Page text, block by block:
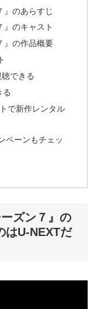
のあらすじ
のキャスト
』の作品概要
できる
る
で新作レンタル
ペーンもチェッ
ズン７』の
はU-NEXTだ